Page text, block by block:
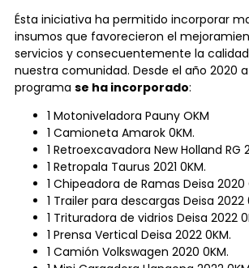
Ésta iniciativa ha permitido incorporar
insumos que favorecieron el
servicios y consecuentemente la
nuestra comunidad. Desde el año 2020
programa se ha incorporado:
1 Motoniveladora Pauny OKM
1 Camioneta Amarok 0KM.
1 Retroexcavadora New Holland RG
1 Retropala Taurus 2021 0KM.
1 Chipeadora de Ramas Deisa 2020
1 Trailer para descargas Deisa 2022
1 Trituradora de vidrios Deisa 2022
1 Prensa Vertical Deisa 2022 0KM.
1 Camión Volkswagen 2020 0KM.